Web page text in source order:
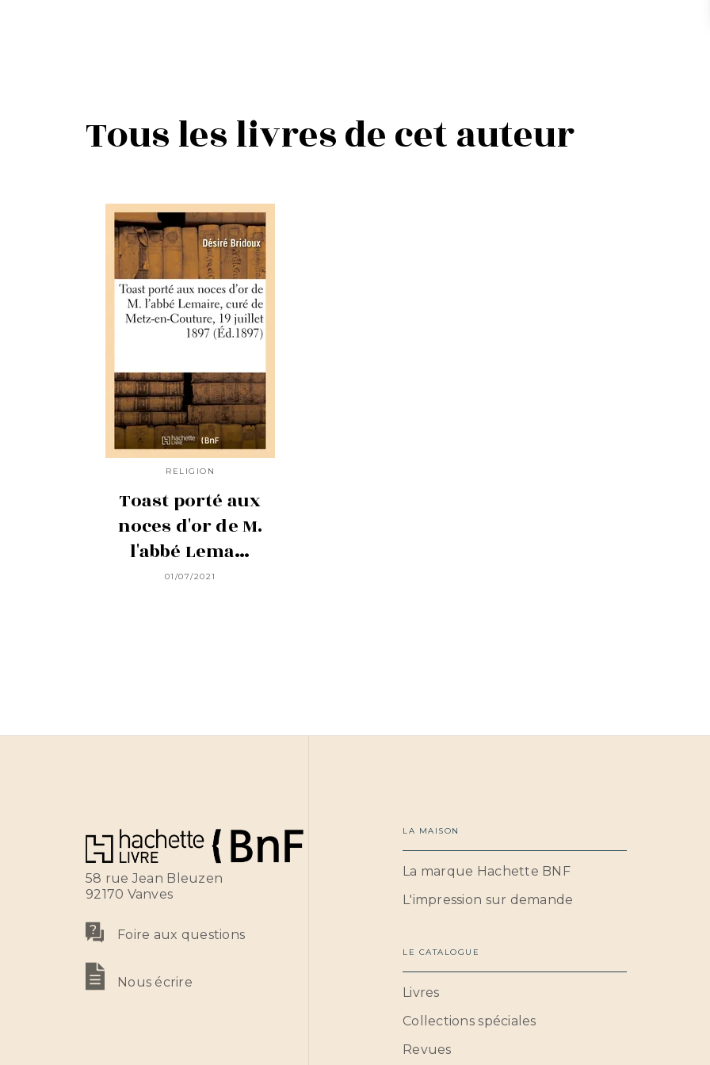
Tous les livres de cet auteur
RELIGION
Toast porté aux
noces d'or de M.
l'abbé Lema…
01/07/2021
58 rue Jean Bleuzen
92170 Vanves
Foire aux questions
Nous écrire
LA MAISON
La marque Hachette BNF
L'impression sur demande
LE CATALOGUE
Livres
Collections spéciales
Revues